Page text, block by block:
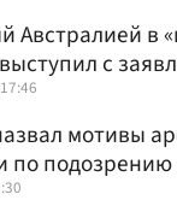
Австралией в
с
мотивы
по